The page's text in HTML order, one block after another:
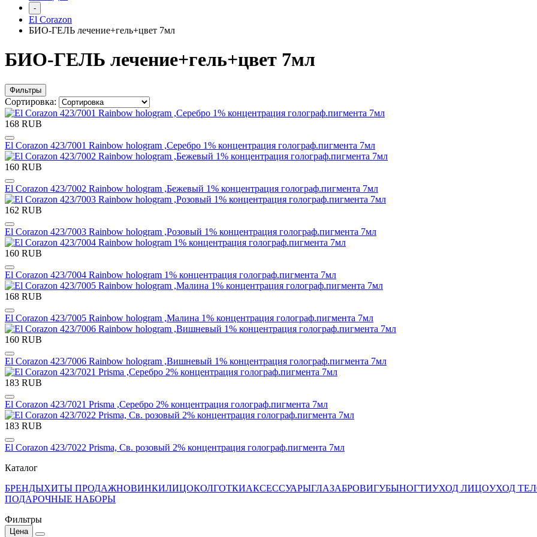
-
El Corazon
БИО-ГЕЛЬ лечение+гель+цвет 7мл
БИО-ГЕЛЬ лечение+гель+цвет 7мл
Фильтры
Сортировка:
168 RUB
El Corazon 423/7001 Rainbow hologram ,Серебро 1% концентрация голограф.пигмента 7мл
160 RUB
El Corazon 423/7002 Rainbow hologram ,Бежевый 1% концентрация голограф.пигмента 7мл
162 RUB
El Corazon 423/7003 Rainbow hologram ,Розовый 1% концентрация голограф.пигмента 7мл
160 RUB
El Corazon 423/7004 Rainbow hologram 1% концентрация голограф.пигмента 7мл
168 RUB
El Corazon 423/7005 Rainbow hologram ,Малина 1% концентрация голограф.пигмента 7мл
160 RUB
El Corazon 423/7006 Rainbow hologram ,Вишневый 1% концентрация голограф.пигмента 7мл
183 RUB
El Corazon 423/7021 Prisma ,Серебро 2% концентрация голограф.пигмента 7мл
183 RUB
El Corazon 423/7022 Prisma, Св. розовый 2% концентрация голограф.пигмента 7мл
Каталог
БРЕНДЫХИТЫ ПРОДАЖНОВИНКИЛИЦОКОЛГОТКИАКСЕССУАРЫГЛАЗАБРОВИГУБЫНОГТИУХОД ЛИЦОУХОД
ПОДАРОЧНЫЕ НАБОРЫ
Фильтры
Цена